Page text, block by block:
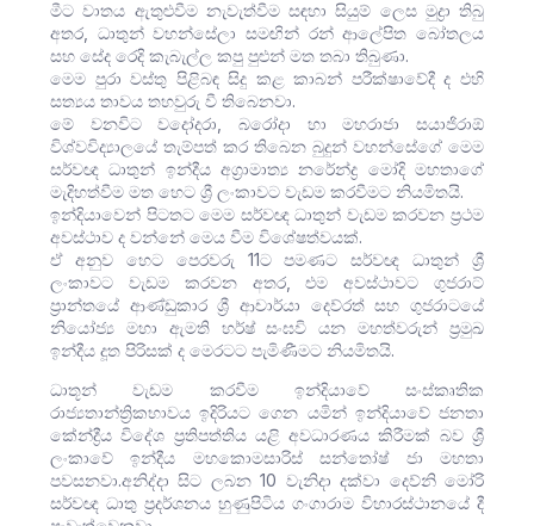
මීට වාතය ඇතුළුවීම නැවැත්වීම සඳහා සියුම් ලෙස මුද්‍රා තිබු
අතර, ධාතුන් වහන්සේලා සමඟින් රන් ආලේපිත බෝතලය
සහ සේද රෙදි කැබැල්ල කපු පුළුන් මත තබා තිබුණා.
මෙම පුරා වස්තු පිළිබඳ සිදු කළ කාබන් පරීක්ෂාවේදී ද එහි
සත්‍යය තාවය තහවුරු වී තිබෙනවා.
මේ වනවිට වදෝදරා, බරෝදා හා මහරාජා සයාජිරාඕ
විශ්වවිද්‍යාලයේ තැම්පත් කර තිබෙන බුදුන් වහන්සේගේ මෙම
සර්වඥ ධාතුන් ඉන්දීය අග්‍රාමාත්‍ය නරේන්ද්‍ර මෝදි මහතාගේ
මැදිහත්වීම මත හෙට ශ්‍රී ලංකාවට වැඩම කරවීමට නියමිතයි.
ඉන්දියාවෙන් පිටතට මෙම සර්වඥ ධාතුන් වැඩම කරවන ප්‍රථම
අවස්ථාව ද වන්නේ මෙය වීම විශේෂත්වයක්.
ඒ අනුව හෙට පෙරවරු 11ට පමණට සර්වඥ ධාතුන් ශ්‍රී
ලංකාවට වැඩම කරවන අතර, එම අවස්ථාවට ගුජරාට්
ප්‍රාන්තයේ ආණ්ඩුකාර ශ්‍රී ආචාර්යා දෙව්රත් සහ ගුජරාටයේ
නියෝජ්‍ය මහා ඇමති හර්ෂ් සංඝවි යන මහත්වරුන් ප්‍රමුඛ
ඉන්දීය දූත පිරිසක් ද මෙරටට පැමිණීමට නියමිතයි.
ධාතූන් වැඩම කරවීම ඉන්දියාවේ සංස්කෘතික
රාජ්‍යතාන්ත්‍රිකභාවය ඉදිරියට ගෙන යමින් ඉන්දියාවේ ජනතා
කේන්ද්‍රීය විදේශ ප්‍රතිපත්තිය යළි අවධාරණය කිරීමක් බව ශ්‍රී
ලංකාවේ ඉන්දීය මහකොමසාරිස් සන්තෝෂ් ජා මහතා
පවසනවා.අනිද්දා සිට ලබන 10 වැනිදා දක්වා දෙව්නි මෝරි
සර්වඥ ධාතු ප්‍රදර්ශනය හුණුපිටිය ගංගාරාම විහාරස්ථානයේ දී